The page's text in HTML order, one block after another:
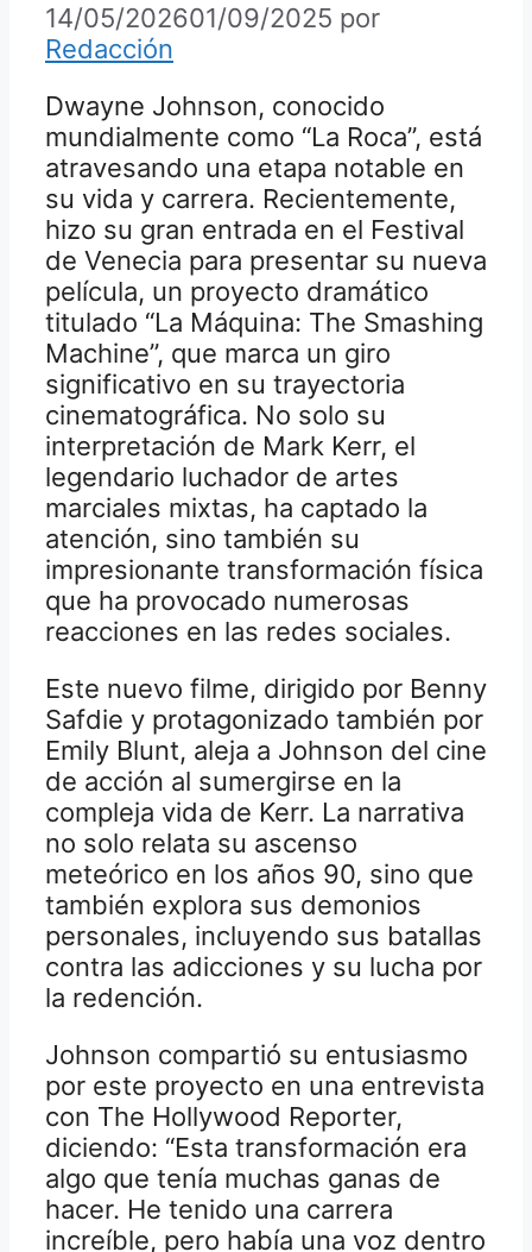
14/05/202601/09/2025 por
Redacción
Dwayne Johnson, conocido
mundialmente como “La Roca”, está
atravesando una etapa notable en
su vida y carrera. Recientemente,
hizo su gran entrada en el Festival
de Venecia para presentar su nueva
película, un proyecto dramático
titulado “La Máquina: The Smashing
Machine”, que marca un giro
significativo en su trayectoria
cinematográfica. No solo su
interpretación de Mark Kerr, el
legendario luchador de artes
marciales mixtas, ha captado la
atención, sino también su
impresionante transformación física
que ha provocado numerosas
reacciones en las redes sociales.
Este nuevo filme, dirigido por Benny
Safdie y protagonizado también por
Emily Blunt, aleja a Johnson del cine
de acción al sumergirse en la
compleja vida de Kerr. La narrativa
no solo relata su ascenso
meteórico en los años 90, sino que
también explora sus demonios
personales, incluyendo sus batallas
contra las adicciones y su lucha por
la redención.
Johnson compartió su entusiasmo
por este proyecto en una entrevista
con The Hollywood Reporter,
diciendo: “Esta transformación era
algo que tenía muchas ganas de
hacer. He tenido una carrera
increíble, pero había una voz dentro